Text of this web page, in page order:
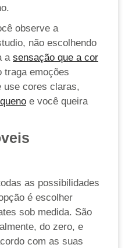
observe a
não escolhendo
a sensação que a cor
traga emoções
use cores claras,
e você queira
as possibilidades
é escolher
sob medida. São
do zero, e
com as suas